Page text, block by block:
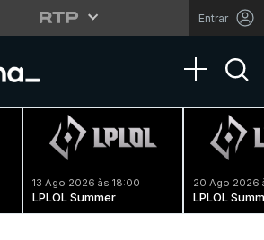
Entrar
Toggle
13 Ago 2026 às 18:00
LPLOL Summer
20 Ago 2026
LPLOL